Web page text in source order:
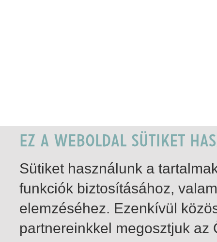
Sütiket használunk a
funkciók biztosításához,
elemzéséhez. Ezenkívül
partnereinkkel megosztjuk